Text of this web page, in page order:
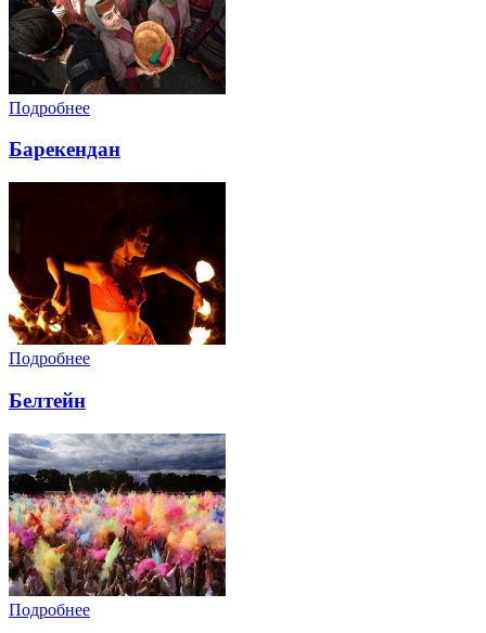
Подробнее
Барекендан
Подробнее
Белтейн
Подробнее